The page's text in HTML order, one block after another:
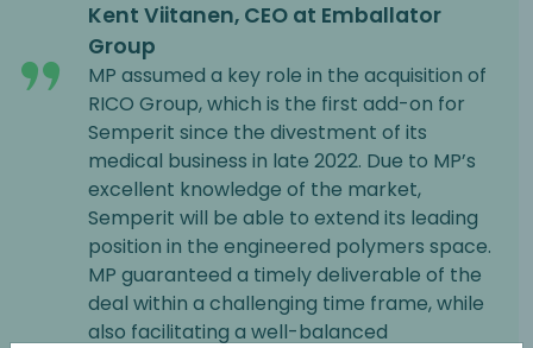
Kent Viitanen, CEO at Emballator
Group
MP assumed a key role in the acquisition of
RICO Group, which is the first add-on for
Semperit since the divestment of its
medical business in late 2022. Due to MP’s
excellent knowledge of the market,
Semperit will be able to extend its leading
position in the engineered polymers space.
MP guaranteed a timely deliverable of the
deal within a challenging time frame, while
also facilitating a well-balanced